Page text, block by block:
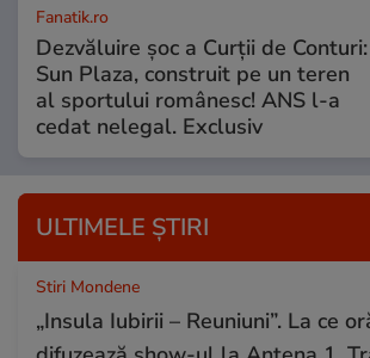
Fanatik.ro
Dezvăluire şoc a Curţii de Conturi:
Sun Plaza, construit pe un teren
al sportului românesc! ANS l-a
cedat nelegal. Exclusiv
ULTIMELE ȘTIRI
Stiri Mondene
„Insula Iubirii – Reuniuni”. La ce